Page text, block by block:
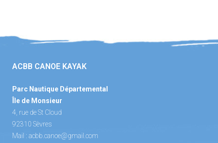
ACBB CANOE KAYAK
Parc Nautique Départemental
Île de Monsieur
4, rue de St Cloud
92310 Sèvres
Mail : acbb.canoe@gmail.com